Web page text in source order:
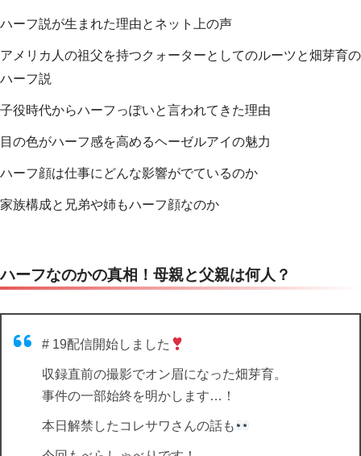
ハーフ説が生まれた理由とネット上の声
アメリカ人の祖父を持つクォーターとしてのルーツと畑芽育の
ハーフ説
子役時代からハーフっぽいと言われてきた理由
目の色がハーフ感を高めるヘーゼルアイの魅力
ハーフ顔は仕事にどんな影響がでているのか
家族構成と兄弟や姉もハーフ顔なのか
ハーフなのかの真相！母親と父親は何人？
# 19配信開始しました
収録直前の撮影でオン眉になった畑芽育。
事件の一部始終を明かします…！
本日解禁したコレサワさんの話も